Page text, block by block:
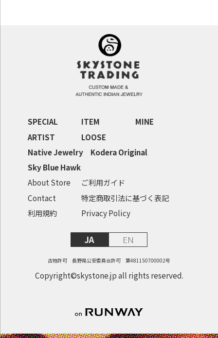
SPECIAL ITEM
MINE
ARTIST
LOOSE
Native Jewelry
Kodera Original
Sky Blue Hawk
About Store
ご利用ガイド
Contact
特定商取引法に基づく表記
利用規約
Privacy Policy
JA EN
古物許可 長野県公安委員会許可 第481150700002号
Copyright©skystone.jp all rights reserved.